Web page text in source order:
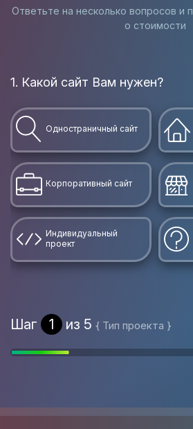
Ответьте на несколько вопросов и
о стоимости
1. Какой сайт Вам нужен?
Одностраничный сайт
Корпоративный сайт
Индивидуальный
проект
Шаг 1 из 5 { Тип проекта }